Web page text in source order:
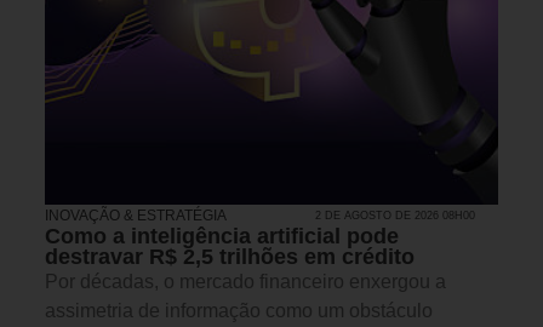
INOVAÇÃO & ESTRATÉGIA 2 DE AGOSTO DE 2026 08H00
Como a inteligência artificial pode
destravar R$ 2,5 trilhões em crédito
Por décadas, o mercado financeiro enxergou a
assimetria de informação como um obstáculo